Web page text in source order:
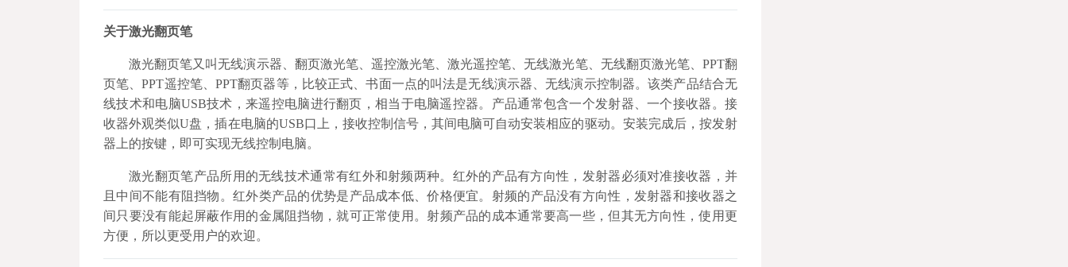
关于激光翻页笔
激光翻页笔又叫无线演示器、翻页激光笔、遥控激光笔、激光遥控笔、无线激光笔、无线翻页激光笔、PPT翻
页笔、PPT遥控笔、PPT翻页器等，比较正式、书面一点的叫法是无线演示器、无线演示控制器。该类产品结合无
线技术和电脑USB技术，来遥控电脑进行翻页，相当于电脑遥控器。产品通常包含一个发射器、一个接收器。接
收器外观类似U盘，插在电脑的USB口上，接收控制信号，其间电脑可自动安装相应的驱动。安装完成后，按发射
器上的按键，即可实现无线控制电脑。
激光翻页笔产品所用的无线技术通常有红外和射频两种。红外的产品有方向性，发射器必须对准接收器，并
且中间不能有阻挡物。红外类产品的优势是产品成本低、价格便宜。射频的产品没有方向性，发射器和接收器之
间只要没有能起屏蔽作用的金属阻挡物，就可正常使用。射频产品的成本通常要高一些，但其无方向性，使用更
方便，所以更受用户的欢迎。